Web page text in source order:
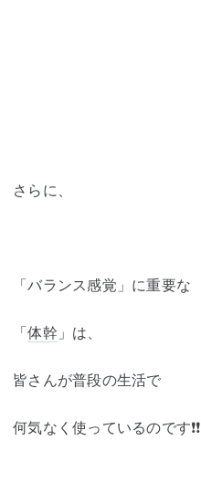
さらに、
「バランス感覚」に重要な
「体幹 」は、
皆さんが普段の生活で
何気なく使っているのです❗️❗️